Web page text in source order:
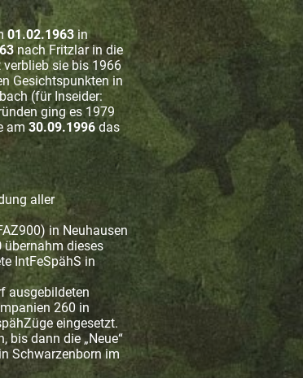
01.02.1963 in
nach Fritzlar in die
verblieb sie bis 1966
Gesichtspunkten in
(für Inseider:
ging es 1979
am 30.09.1996 das
aller
in Neuhausen
übernahm dieses
IntFeSpähS in
ausgebildeten
260 in
eingesetzt.
bis dann die „Neue“
Schwarzenborn im